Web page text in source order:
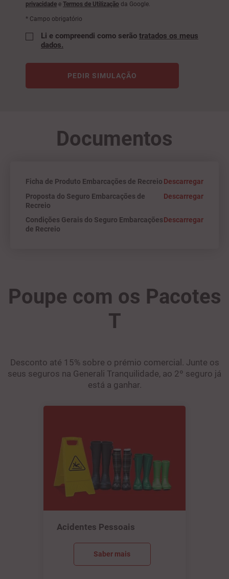
privacidade e Termos de Utilização da Google.
* Campo obrigatório
Li e compreendi como serão tratados os meus
dados.
PEDIR SIMULAÇÃO
Documentos
Ficha de Produto Embarcações de Recreio Descarregar
Proposta do Seguro Embarcações de
Recreio
Descarregar
Condições Gerais do Seguro Embarcações
de Recreio
Descarregar
Poupe com os Pacotes
T
Desconto até 15% sobre o prémio comercial. Junte os
seus seguros na Generali Tranquilidade, ao 2º seguro já
está a ganhar.
Acidentes Pessoais
Saber mais